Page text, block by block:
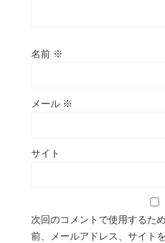
名前 ※
メール ※
サイト
次回のコメントで使用するた
前、メールアドレス、サイト